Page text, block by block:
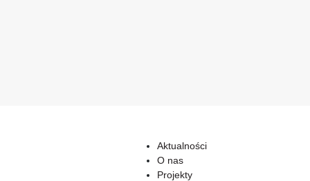
Aktualności
O nas
Projekty